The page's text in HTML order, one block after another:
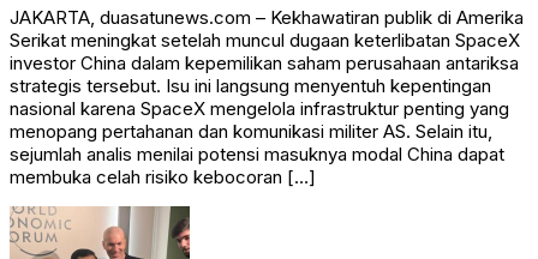
JAKARTA, duasatunews.com – Kekhawatiran publik di Amerika
Serikat meningkat setelah muncul dugaan keterlibatan SpaceX
investor China dalam kepemilikan saham perusahaan antariksa
strategis tersebut. Isu ini langsung menyentuh kepentingan
nasional karena SpaceX mengelola infrastruktur penting yang
menopang pertahanan dan komunikasi militer AS. Selain itu,
sejumlah analis menilai potensi masuknya modal China dapat
membuka celah risiko kebocoran […]